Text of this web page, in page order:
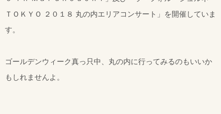
ＴＯＫＹＯ ２０１８ 丸の内エリアコンサート」を開催していま
す。
ゴールデンウィーク真っ只中、丸の内に行ってみるのもいいか
もしれませんよ。